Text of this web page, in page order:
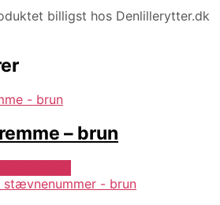
billigst hos Denlillerytter.dk
– brun